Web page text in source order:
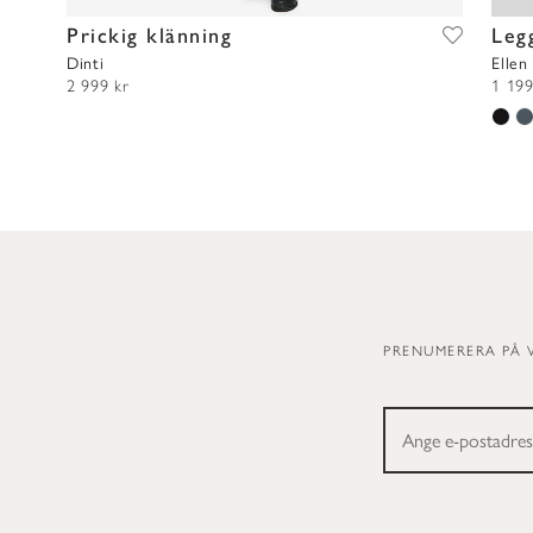
Prickig klänning
Dinti
2 999 kr
Ellen
1
PRENUMERERA